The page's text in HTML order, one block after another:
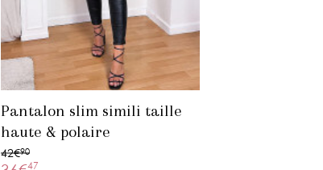
Pantalon slim simili taille
haute & polaire
42€90
47